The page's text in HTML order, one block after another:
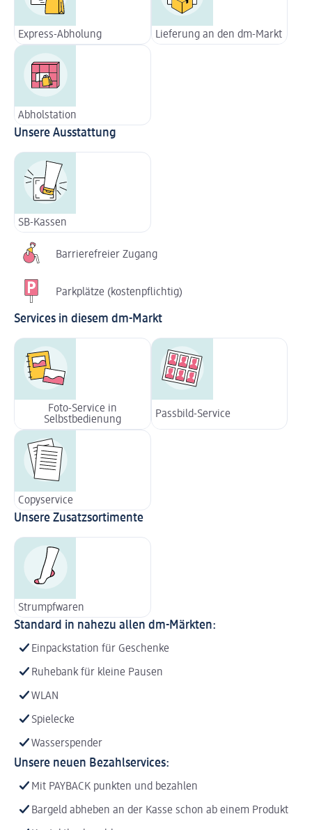
Express-Abholung Lieferung an den dm-Markt
Abholstation
Unsere Ausstattung
SB-Kassen
Barrierefreier Zugang
Parkplätze (kostenpflichtig)
Services in diesem dm-Markt
Foto-Service in
Selbstbedienung
Passbild-Service
Copyservice
Unsere Zusatzsortimente
Strumpfwaren
Standard in nahezu allen dm-Märkten:
Einpackstation für Geschenke
Ruhebank für kleine Pausen
WLAN
Spielecke
Wasserspender
Unsere neuen Bezahlservices:
Mit PAYBACK punkten und bezahlen
Bargeld abheben an der Kasse schon ab einem Produkt